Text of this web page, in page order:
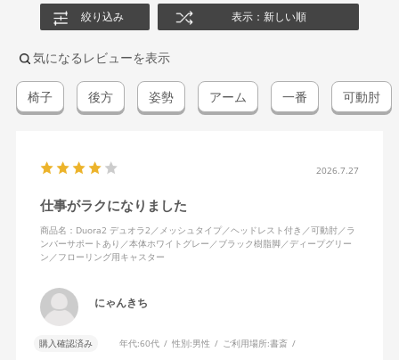
絞り込み 表示：新しい順
気になるレビューを表示
椅子 後方 姿勢 アーム 一番 可動肘
2026.7.27
仕事がラクになりました
商品名：Duora2 デュオラ2／メッシュタイプ／ヘッドレスト付き／可動肘／ラ
ンバーサポートあり／本体ホワイトグレー／ブラック樹脂脚／ディープグリー
ン／フローリング用キャスター
にゃんきち
購入確認済み 年代:60代 性別:男性 ご利用場所:書斎